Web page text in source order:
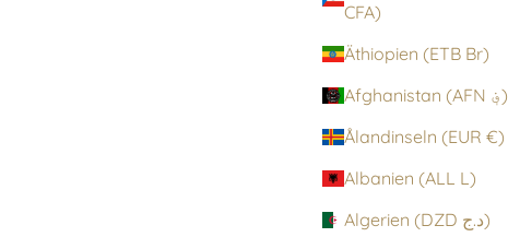
CFA)
Äthiopien (ETB Br)
Afghanistan (AFN ؋)
Ålandinseln (EUR €)
Albanien (ALL L)
Algerien (DZD د.ج)